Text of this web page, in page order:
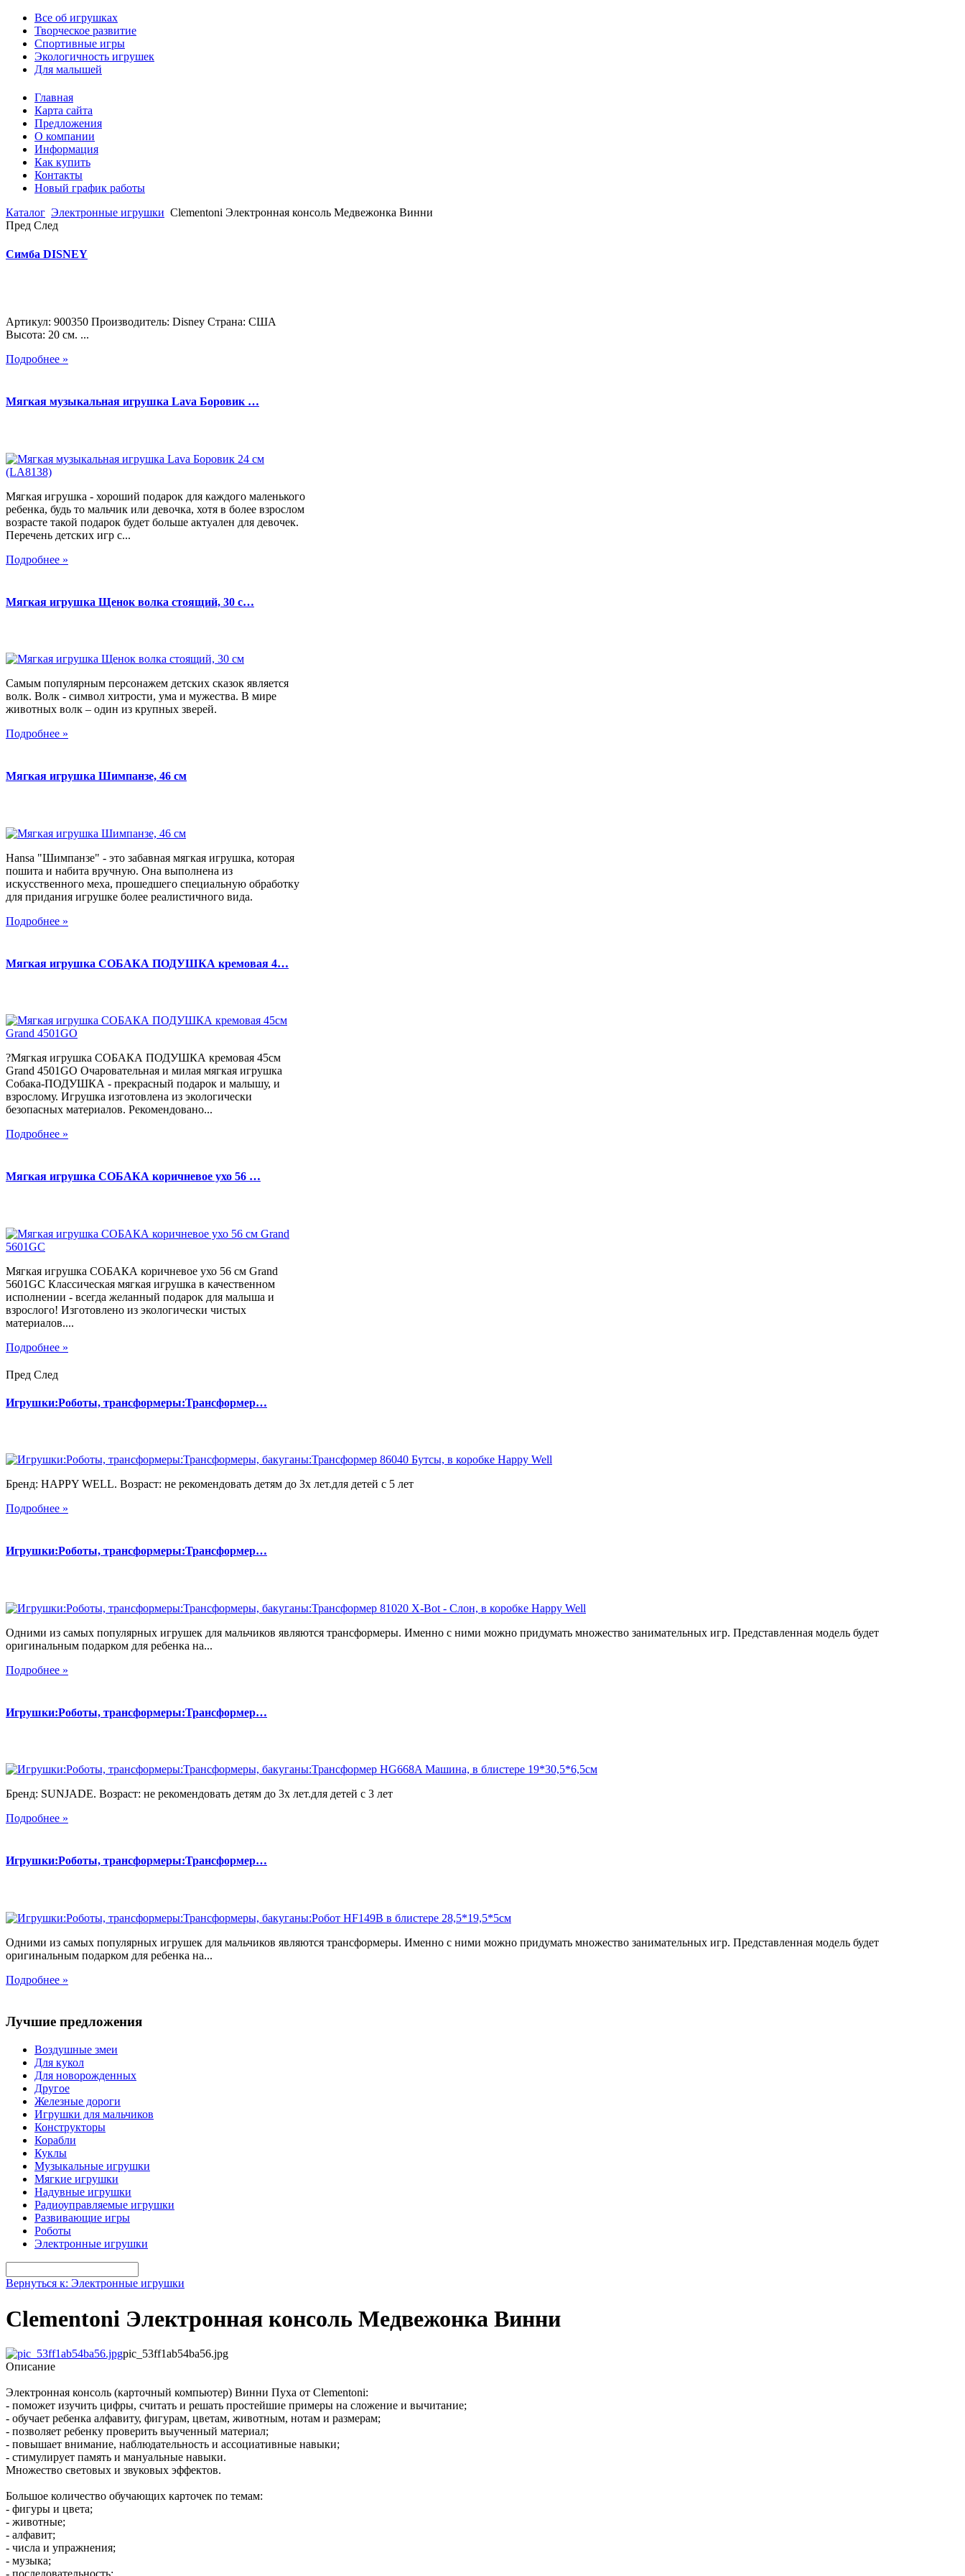
Все об игрушках
Творческое развитие
Спортивные игры
Экологичность игрушек
Для малышей
Главная
Карта сайта
Предложения
О компании
Информация
Как купить
Контакты
Новый график работы
Каталог Электронные игрушки Clementoni Электронная консоль Медвежонка Винни
Пред След
Симба DISNEY
Артикул: 900350 Производитель: Disney Страна: США
Высота: 20 см. ...
Подробнее »
Мягкая музыкальная игрушка Lava Боровик …
Мягкая игрушка - хороший подарок для каждого маленького
ребенка, будь то мальчик или девочка, хотя в более взрослом
возрасте такой подарок будет больше актуален для девочек.
Перечень детских игр с...
Подробнее »
Мягкая игрушка Щенок волка стоящий, 30 с…
Самым популярным персонажем детских сказок является
волк. Волк - символ хитрости, ума и мужества. В мире
животных волк – один из крупных зверей.
Подробнее »
Мягкая игрушка Шимпанзе, 46 см
Hansa "Шимпанзе" - это забавная мягкая игрушка, которая
пошита и набита вручную. Она выполнена из
искусственного меха, прошедшего специальную обработку
для придания игрушке более реалистичного вида.
Подробнее »
Мягкая игрушка СОБАКА ПОДУШКА кремовая 4…
?Мягкая игрушка СОБАКА ПОДУШКА кремовая 45см
Grand 4501GO Очаровательная и милая мягкая игрушка
Собака-ПОДУШКА - прекрасный подарок и малышу, и
взрослому. Игрушка изготовлена из экологически
безопасных материалов. Рекомендовано...
Подробнее »
Мягкая игрушка СОБАКА коричневое ухо 56 …
Мягкая игрушка СОБАКА коричневое ухо 56 см Grand
5601GC Классическая мягкая игрушка в качественном
исполнении - всегда желанный подарок для малыша и
взрослого! Изготовлено из экологически чистых
материалов....
Подробнее »
Пред След
Игрушки:Роботы, трансформеры:Трансформер…
Бренд: HAPPY WELL. Возраст: не рекомендовать детям до 3х лет.для детей с 5 лет
Подробнее »
Игрушки:Роботы, трансформеры:Трансформер…
Одними из самых популярных игрушек для мальчиков являются трансформеры. Именно с ними можно придумать множество занимательных игр. Представленная модель будет
оригинальным подарком для ребенка на...
Подробнее »
Игрушки:Роботы, трансформеры:Трансформер…
Бренд: SUNJADE. Возраст: не рекомендовать детям до 3х лет.для детей с 3 лет
Подробнее »
Игрушки:Роботы, трансформеры:Трансформер…
Одними из самых популярных игрушек для мальчиков являются трансформеры. Именно с ними можно придумать множество занимательных игр. Представленная модель будет
оригинальным подарком для ребенка на...
Подробнее »
Лучшие предложения
Воздушные змеи
Для кукол
Для новорожденных
Другое
Железные дороги
Игрушки для мальчиков
Конструкторы
Корабли
Куклы
Музыкальные игрушки
Мягкие игрушки
Надувные игрушки
Радиоуправляемые игрушки
Развивающие игры
Роботы
Электронные игрушки
Вернуться к: Электронные игрушки
Clementoni Электронная консоль Медвежонка Винни
pic_53ff1ab54ba56.jpg
Описание
Электронная консоль (карточный компьютер) Винни Пуха от Clementoni:
- поможет изучить цифры, считать и решать простейшие примеры на сложение и вычитание;
- обучает ребенка алфавиту, фигурам, цветам, животным, нотам и размерам;
- позволяет ребенку проверить выученный материал;
- повышает внимание, наблюдательность и ассоциативные навыки;
- стимулирует память и мануальные навыки.
Множество световых и звуковых эффектов.
Большое количество обучающих карточек по темам:
- фигуры и цвета;
- животные;
- алфавит;
- числа и упражнения;
- музыка;
- последовательность;